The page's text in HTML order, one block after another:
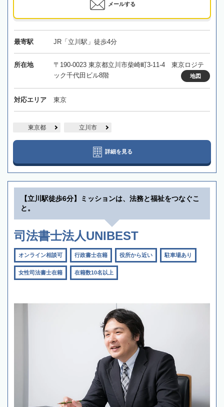
メールする
最寄駅 JR「立川駅」徒歩4分
所在地
〒190-0023 東京都立川市柴崎町3-11-4 東京ロジテ
ック千代田ビル8階
地図
対応エリア 東京
東京都 立川市
詳細を見る
【立川駅徒歩6分】ミッションは、法務と福祉をつなぐこ
と。
司法書士法人UNIBEST
オンライン相談可 行政書士在籍 役所から近い 駐車場あり
女性司法書士在籍 在籍数10名以上